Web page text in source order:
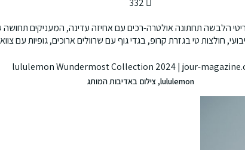
הלבשה תחתונה אולטרה-רכים עם אחיזה עדינה, המעניקים
טי בגזרת קרופ, בגדי גוף עם שרוולים ארוכים, גופיות עם
lululemon, צילום באדיבות המותג